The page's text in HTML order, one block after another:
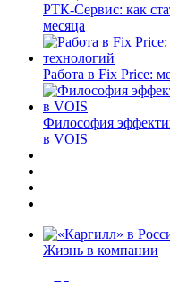
РТК-Сервис: как
месяца
Работа в Fix Price:
Философия
в VOIS
Жизнь в компании